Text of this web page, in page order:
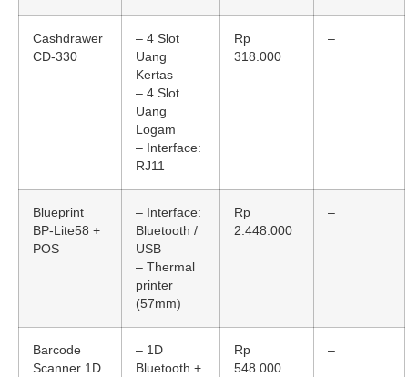
Cashdrawer
CD-330
– 4 Slot
Uang
Kertas
– 4 Slot
Uang
Logam
– Interface:
RJ11
Rp
318.000
–
Blueprint
BP-Lite58 +
POS
– Interface:
Bluetooth /
USB
– Thermal
printer
(57mm)
Rp
2.448.000
–
Barcode
Scanner 1D
– 1D
Bluetooth +
Rp
548.000
–